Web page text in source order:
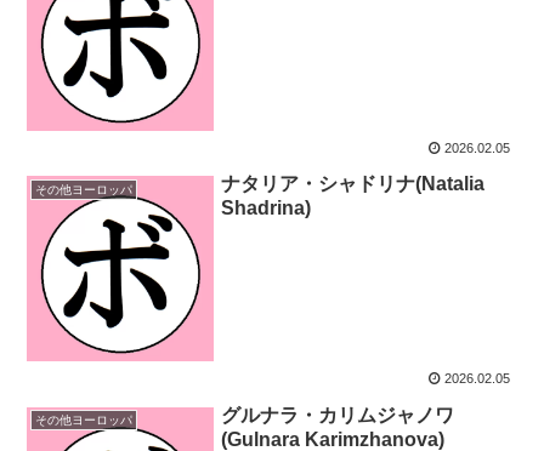
2026.02.05
その他ヨーロッパ
ナタリア・シャドリナ(Natalia
Shadrina)
2026.02.05
その他ヨーロッパ
グルナラ・カリムジャノワ
(Gulnara Karimzhanova)